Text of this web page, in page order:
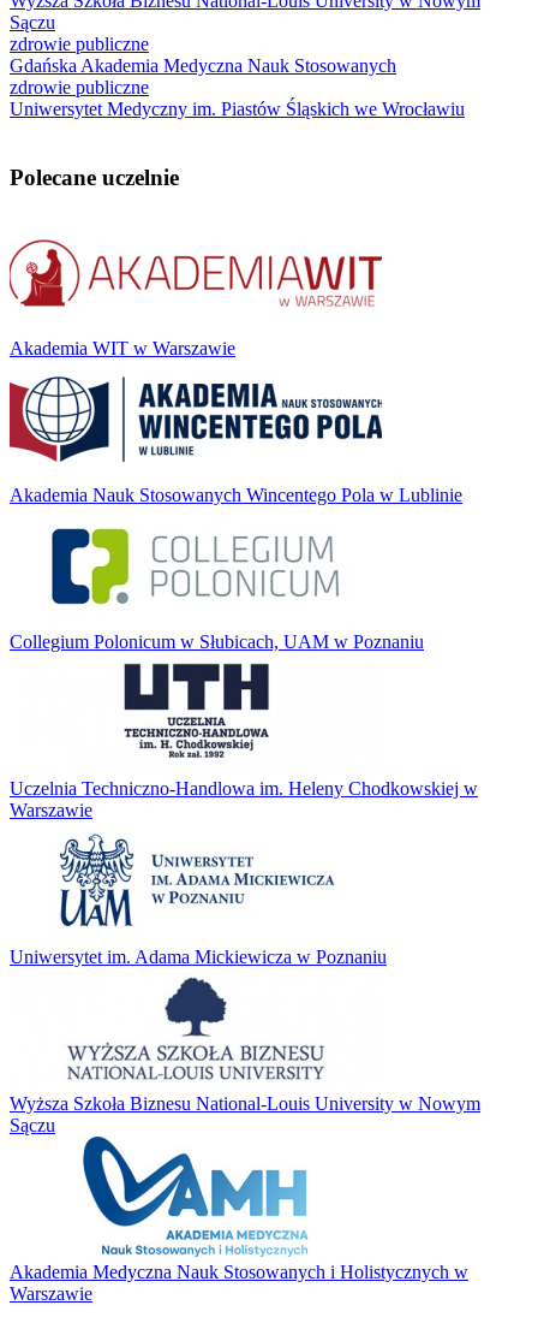
Sączu
zdrowie publiczne
Gdańska Akademia Medyczna Nauk Stosowanych
zdrowie publiczne
Uniwersytet Medyczny im. Piastów Śląskich we Wrocławiu
Polecane uczelnie
Akademia WIT w Warszawie
Akademia Nauk Stosowanych Wincentego Pola w Lublinie
Collegium Polonicum w Słubicach, UAM w Poznaniu
Uczelnia Techniczno-Handlowa im. Heleny Chodkowskiej w
Warszawie
Uniwersytet im. Adama Mickiewicza w Poznaniu
Wyższa Szkoła Biznesu National-Louis University w Nowym
Sączu
Akademia Medyczna Nauk Stosowanych i Holistycznych w
Warszawie